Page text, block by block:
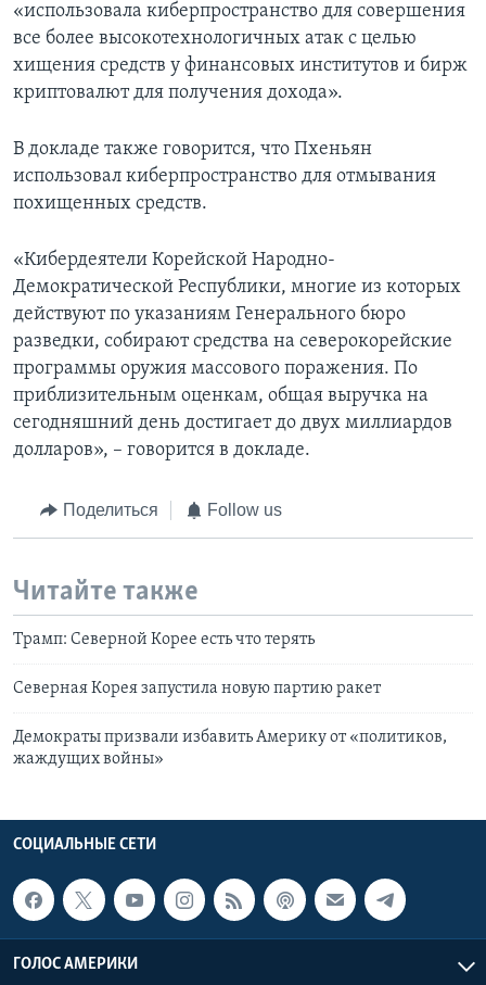
«использовала киберпространство для совершения
все более высокотехнологичных атак с целью
хищения средств у финансовых институтов и бирж
криптовалют для получения дохода».
В докладе также говорится, что Пхеньян
использовал киберпространство для отмывания
похищенных средств.
«Кибердеятели Корейской Народно-
Демократической Республики, многие из которых
действуют по указаниям Генерального бюро
разведки, собирают средства на северокорейские
программы оружия массового поражения. По
приблизительным оценкам, общая выручка на
сегодняшний день достигает до двух миллиардов
долларов», – говорится в докладе.
Поделиться Follow us
Читайте также
Трамп: Северной Корее есть что терять
Северная Корея запустила новую партию ракет
Демократы призвали избавить Америку от «политиков,
жаждущих войны»
СОЦИАЛЬНЫЕ СЕТИ
ГОЛОС АМЕРИКИ